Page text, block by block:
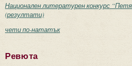
Национален литературен конкурс
(резултати)
чети по-нататък
Ревюта